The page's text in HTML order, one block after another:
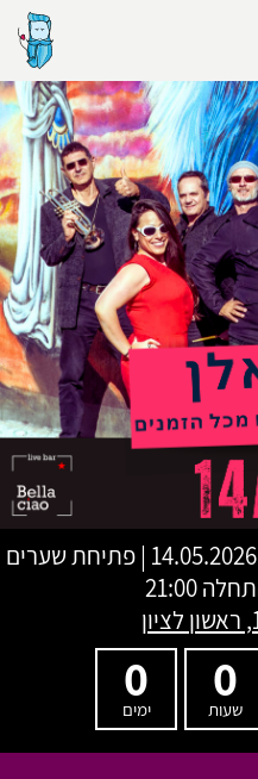
הפרופיל שלי
התנתק
14.05.2026 | פתיחת שערים
0
שעות
0
ימים